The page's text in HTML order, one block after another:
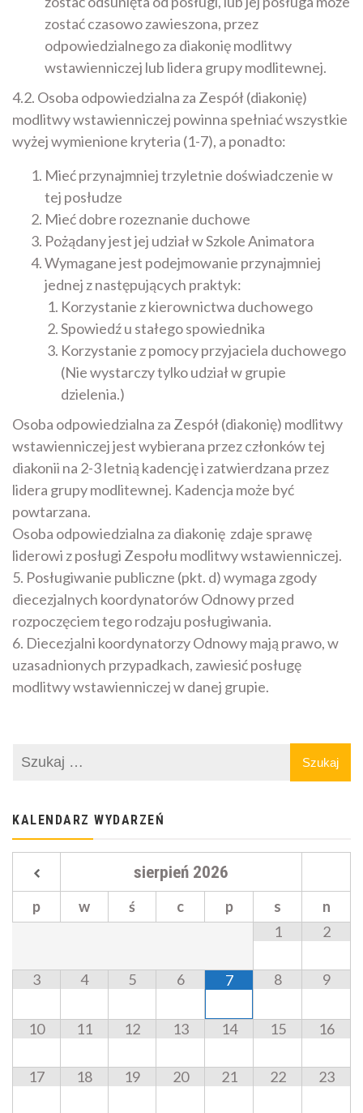
zostać czasowo zawieszona, przez
odpowiedzialnego za diakonię modlitwy
wstawienniczej lub lidera grupy modlitewnej.
4.2. Osoba odpowiedzialna za Zespół (diakonię)
modlitwy wstawienniczej powinna spełniać wszystkie
wyżej wymienione kryteria (1-7), a ponadto:
Mieć przynajmniej trzyletnie doświadczenie w
tej posłudze
Mieć dobre rozeznanie duchowe
Pożądany jest jej udział w Szkole Animatora
Wymagane jest podejmowanie przynajmniej
jednej z następujących praktyk:
Korzystanie z kierownictwa duchowego
Spowiedź u stałego spowiednika
Korzystanie z pomocy przyjaciela duchowego
(Nie wystarczy tylko udział w grupie
dzielenia.)
Osoba odpowiedzialna za Zespół (diakonię) modlitwy
wstawienniczej jest wybierana przez członków tej
diakonii na 2-3 letnią kadencję i zatwierdzana przez
lidera grupy modlitewnej. Kadencja może być
powtarzana.
Osoba odpowiedzialna za diakonię zdaje sprawę
liderowi z posługi Zespołu modlitwy wstawienniczej.
5. Posługiwanie publiczne (pkt. d) wymaga zgody
diecezjalnych koordynatorów Odnowy przed
rozpoczęciem tego rodzaju posługiwania.
6. Diecezjalni koordynatorzy Odnowy mają prawo, w
uzasadnionych przypadkach, zawiesić posługę
modlitwy wstawienniczej w danej grupie.
KALENDARZ WYDARZEŃ
sierpień 2026
p w ś c p s
n
1
2
3 4 5 6 7 8 9
10 11 12 13 14 15 16
17 18 19 20 21 22 23